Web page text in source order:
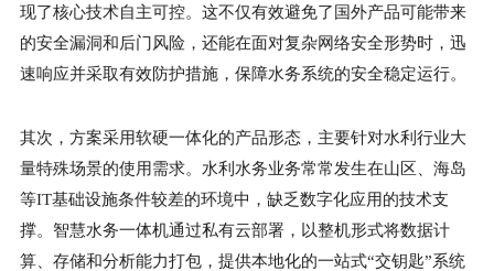
现了核心技术自主可控。这不仅有效避免了国外产品可能带来
的安全漏洞和后门风险，还能在面对复杂网络安全形势时，迅
速响应并采取有效防护措施，保障水务系统的安全稳定运行。
其次，方案采用软硬一体化的产品形态，主要针对水利行业大
量特殊场景的使用需求。水利水务业务常常发生在山区、海岛
等IT基础设施条件较差的环境中，缺乏数字化应用的技术支
撑。智慧水务一体机通过私有云部署，以整机形式将数据计
算、存储和分析能力打包，提供本地化的一站式“交钥匙”系统